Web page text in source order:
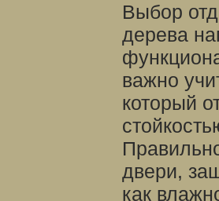
Выбор
дерева
важно
который
двери,
как